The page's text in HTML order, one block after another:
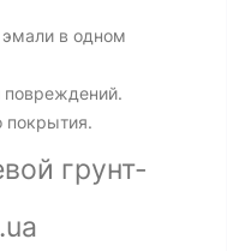
эмали в одном
повреждений.
покрытия.
грунт-